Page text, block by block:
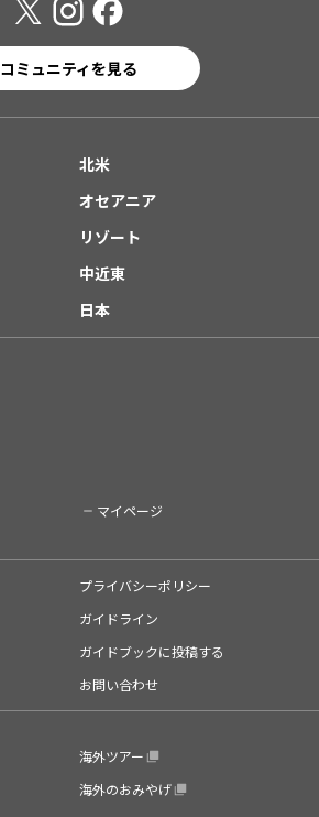
コミュニティを見る
北米
オセアニア
リゾート
中近東
日本
マイページ
プライバシーポリシー
ガイドライン
ガイドブックに投稿する
お問い合わせ
海外ツアー
海外のおみやげ